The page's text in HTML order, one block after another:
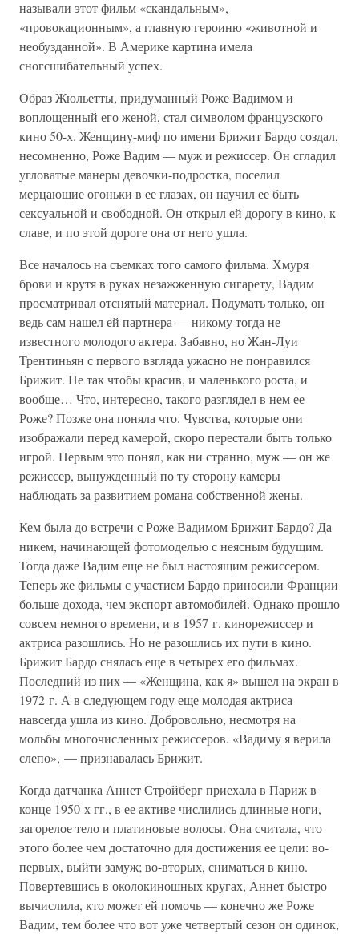
называли этот фильм «скандальным»,
«провокационным», а главную героиню «животной и
необузданной». В Америке картина имела
сногсшибательный успех.
Образ Жюльетты, придуманный Роже Вадимом и
воплощенный его женой, стал символом французского
кино 50-х. Женщину-миф по имени Брижит Бардо создал,
несомненно, Роже Вадим — муж и режиссер. Он сгладил
угловатые манеры девочки-подростка, поселил
мерцающие огоньки в ее глазах, он научил ее быть
сексуальной и свободной. Он открыл ей дорогу в кино, к
славе, и по этой дороге она от него ушла.
Все началось на съемках того самого фильма. Хмуря
брови и крутя в руках незажженную сигарету, Вадим
просматривал отснятый материал. Подумать только, он
ведь сам нашел ей партнера — никому тогда не
известного молодого актера. Забавно, но Жан-Луи
Трентиньян с первого взгляда ужасно не понравился
Брижит. Не так чтобы красив, и маленького роста, и
вообще… Что, интересно, такого разглядел в нем ее
Роже? Позже она поняла что. Чувства, которые они
изображали перед камерой, скоро перестали быть только
игрой. Первым это понял, как ни странно, муж — он же
режиссер, вынужденный по ту сторону камеры
наблюдать за развитием романа собственной жены.
Кем была до встречи с Роже Вадимом Брижит Бардо? Да
никем, начинающей фотомоделью с неясным будущим.
Тогда даже Вадим еще не был настоящим режиссером.
Теперь же фильмы с участием Бардо приносили Франции
больше дохода, чем экспорт автомобилей. Однако прошло
совсем немного времени, и в 1957 г. кинорежиссер и
актриса разошлись. Но не разошлись их пути в кино.
Брижит Бардо снялась еще в четырех его фильмах.
Последний из них — «Женщина, как я» вышел на экран в
1972 г. А в следующем году еще молодая актриса
навсегда ушла из кино. Добровольно, несмотря на
мольбы многочисленных режиссеров. «Вадиму я верила
слепо», — признавалась Брижит.
Когда датчанка Аннет Стройберг приехала в Париж в
конце 1950-х гг., в ее активе числились длинные ноги,
загорелое тело и платиновые волосы. Она считала, что
этого более чем достаточно для достижения ее цели: во-
первых, выйти замуж; во-вторых, сниматься в кино.
Повертевшись в околокиношных кругах, Аннет быстро
вычислила, кто может ей помочь — конечно же Роже
Вадим, тем более что вот уже четвертый сезон он одинок,